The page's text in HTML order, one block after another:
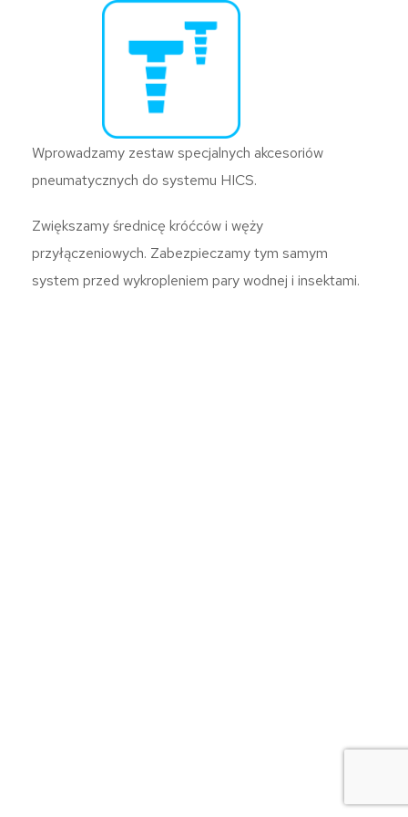
Wprowadzamy zestaw specjalnych akcesoriów
pneumatycznych do systemu HICS.
Zwiększamy średnicę króćców i węży
przyłączeniowych. Zabezpieczamy tym samym
system przed wykropleniem pary wodnej i insektami.